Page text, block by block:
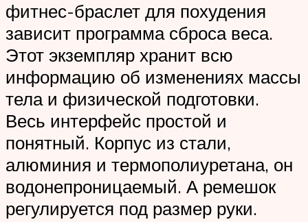
фитнес-браслет для похудения
зависит программа сброса веса.
Этот экземпляр хранит всю
информацию об изменениях массы
тела и физической подготовки.
Весь интерфейс простой и
понятный. Корпус из стали,
алюминия и термополиуретана, он
водонепроницаемый. А ремешок
регулируется под размер руки.